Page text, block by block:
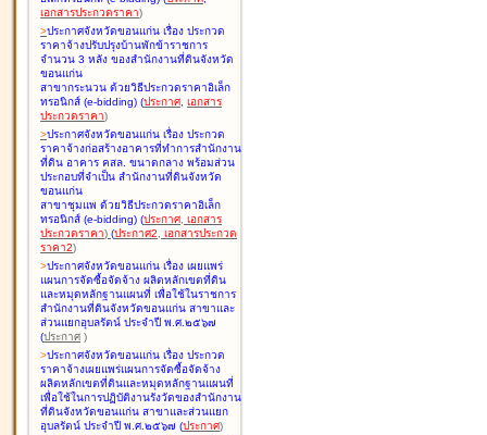
เอกสารประกวดราคา)
>ประกาศจังหวัดขอนแก่น เรื่อง ประกวด
ราคาจ้างปรับปรุงบ้านพักข้าราชการ
จำนวน 3 หลัง ของสำนักงานที่ดินจังหวัด
ขอนแก่น
สาขากระนวน ด้วยวิธีประกวดราคาอิเล็ก
ทรอนิกส์ (e-bidding) (ประกาศ, เอกสาร
ประกวดราคา)
>ประกาศจังหวัดขอนแก่น เรื่อง ประกวด
ราคาจ้างก่อสร้างอาคารที่ทำการสำนักงาน
ที่ดิน อาคาร คสล. ขนาดกลาง พร้อมส่วน
ประกอบที่จำเป็น สำนักงานที่ดินจังหวัด
ขอนแก่น
สาขาชุมแพ ด้วยวิธีประกวดราคาอิเล็ก
ทรอนิกส์ (e-bidding) (ประกาศ, เอกสาร
ประกวดราคา) (ประกาศ2, เอกสารประกวด
ราคา2)
>ประกาศจังหวัดขอนแก่น เรื่อง เผยแพร่
แผนการจัดซื้อจัดจ้าง ผลิตหลักเขตที่ดิน
และหมุดหลักฐานแผนที่ เพื่อใช้ในราชการ
สำนักงานที่ดินจังหวัดขอนแก่น สาขาและ
ส่วนแยกอุบลรัตน์ ประจำปี พ.ศ.๒๕๖๗
(ประกาศ )
>ประกาศจังหวัดขอนแก่น เรื่อง ประกวด
ราคาจ้างเผยแพร่แผนการจัดซื้อจัดจ้าง
ผลิตหลักเขตที่ดินและหมุดหลักฐานแผนที่
เพื่อใช้ในการปฏิบัติงานรังวัดของสำนักงาน
ที่ดินจังหวัดขอนแก่น สาขาและส่วนแยก
อุบลรัตน์ ประจำปี พ.ศ.๒๕๖๗ (ประกาศ)